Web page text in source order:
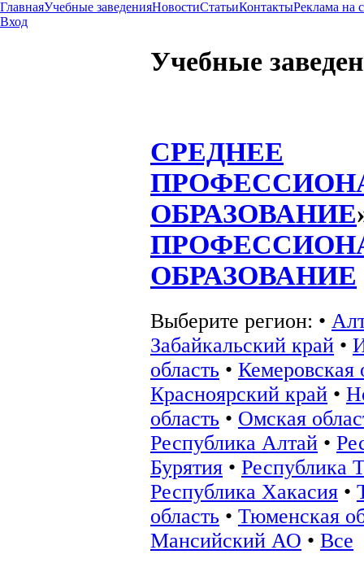
ГлавнаяУчебные заведенияНовостиСтатьиКонтактыРеклама на
Вход
Учебные
СРЕДНЕЕ
ОБРАЗОВАНИЕ
ОБРАЗОВАНИЕ
Выберите регион: •
Забайкальский край •
область • Кемеровская
Красноярский край •
область • Омская
Республика Алтай •
Бурятия • Республика
Республика Хакасия •
область • Тюменская
Мансийский АО • Все